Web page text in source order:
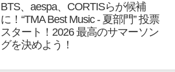
BTS、aespa、CORTISらが候補
に！“TMA Best Music - 夏部門” 投票
スタート！2026 最高のサマーソン
グを決めよう！